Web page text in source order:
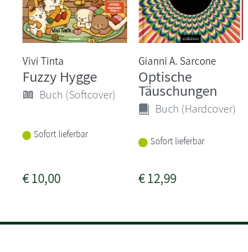
Vivi Tinta
Fuzzy Hygge
Buch (Softcover)
Sofort lieferbar
€10,00
Gianni A. Sarcone
Optische
Täuschungen
Buch (Hardcover)
Sofort lieferbar
€12,99